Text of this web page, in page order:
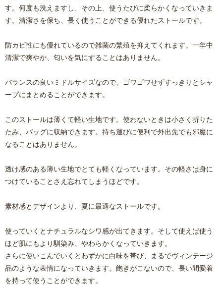
す。何度も洗えますし、その上、使うたびに柔らかくなっていきま
す。清潔さを保ち、長く使うことができる優れたストールです。
防カビ性にも優れているので雑菌の繁殖を抑えてくれます。一年中
清潔で爽やか、匂いを気にすることはありません。
バランスの良いミドルサイズなので、ゴワゴワせずすっきりとシャ
ープにまとめることができます。
このストールは薄くて軽い生地です。使わないときは小さく折りた
たみ、バッグに収納できます。持ち運びに便利で外出先でも邪魔に
なることはありません。
透け感のある薄い生地でとても軽くなっています。その軽さは身に
つけていることさえ忘れてしまうほどです。
素材感とデザインより、夏に最適なストールです。
使っていくとナチュラルなシワ感が出てきます。そして使えば使う
ほど肌にもより馴染み、やわらかくなっていきます。
さらに使いこんでいくとわずかに白味を帯び、まるでヴィンテージ
品のような表情になっていきます。飽きがこないので、長い間愛着
を持って使うことができます。